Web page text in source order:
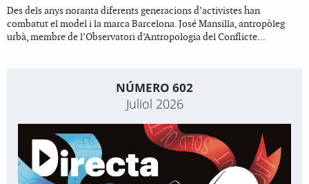
Des dels anys noranta diferents generacions d’activistes han
combatut el model i la marca Barcelona. José Mansilla, antropòleg
urbà, membre de l’Observatori d’Antropologia del Conflicte...
NÚMERO 602
Juliol 2026